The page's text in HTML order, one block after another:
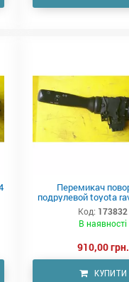
Перемикач
подрулевой toyota
Код: 173832
В наявності
910,00 грн.
КУПИТИ